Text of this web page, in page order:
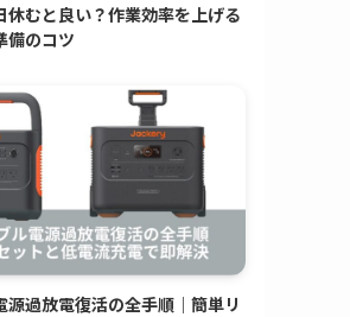
休むと良い？作業効率を上げる
備のコツ
源過放電復活の全手順｜簡単リ